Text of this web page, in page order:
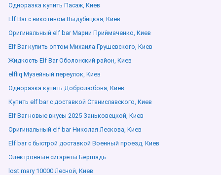
Одноразка купить Пасаж, Киев
Elf Bar с никотином Выдубицкая, Киев
Оригинальный elf bar Марии Приймаченко, Киев
Elf Bar купить оптом Михаила Грушевского, Киев
Жидкость Elf Bar Оболонский район, Киев
elfliq Музейный переулок, Киев
Одноразка купить Добролюбова, Киев
Купить elf bar с доставкой Станиславского, Киев
Elf Bar новые вкусы 2025 Заньковецкой, Киев
Оригинальный elf bar Николая Лескова, Киев
Elf bar с быстрой доставкой Военный проезд, Киев
Электронные сигареты Бершадь
lost mary 10000 Лесной, Киев